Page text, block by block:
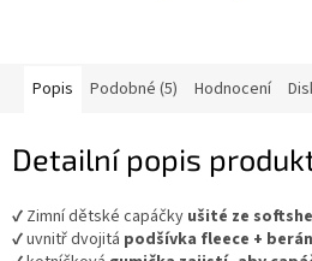
Popis Podobné (5) Hodnocení
Detailní popis
✔️ Zimní dětské capáčky ušité ze
✔️ uvnitř dvojitá podšívka fleece +